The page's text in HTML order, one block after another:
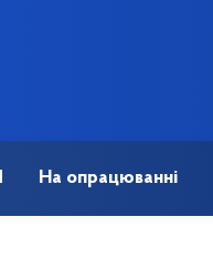
На опрацюванні